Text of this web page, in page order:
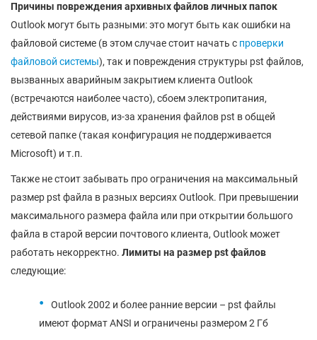
Причины повреждения архивных файлов личных папок
Outlook могут быть разными: это могут быть как ошибки на
файловой системе (в этом случае стоит начать с проверки
файловой системы), так и повреждения структуры pst файлов,
вызванных аварийным закрытием клиента Outlook
(встречаются наиболее часто), сбоем электропитания,
действиями вирусов, из-за хранения файлов pst в общей
сетевой папке (такая конфигурация не поддерживается
Microsoft) и т.п.
Также не стоит забывать про ограничения на максимальный
размер pst файла в разных версиях Outlook. При превышении
максимального размера файла или при открытии большого
файла в старой версии почтового клиента, Outlook может
работать некорректно. Лимиты на размер pst файлов
следующие:
Outlook 2002 и более ранние версии – pst файлы
имеют формат ANSI и ограничены размером 2 Гб